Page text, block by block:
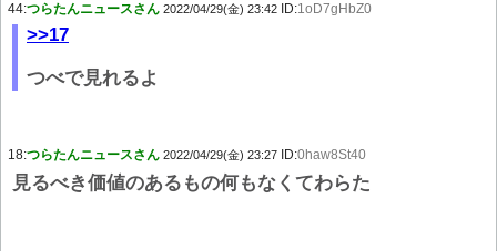
44:つらたんニュースさん 2022/04/29(金) 23:42 ID:1oD7gHbZ0
>>17
つべで見れるよ
18:つらたんニュースさん 2022/04/29(金) 23:27 ID:0haw8St40
見るべき価値のあるもの何もなくてわらた